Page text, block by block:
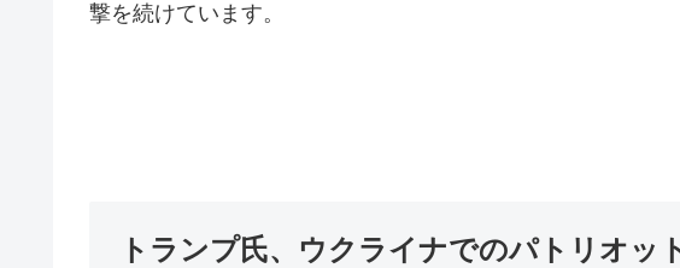
撃を続けています。
トランプ氏、ウクライナでのパトリオッ